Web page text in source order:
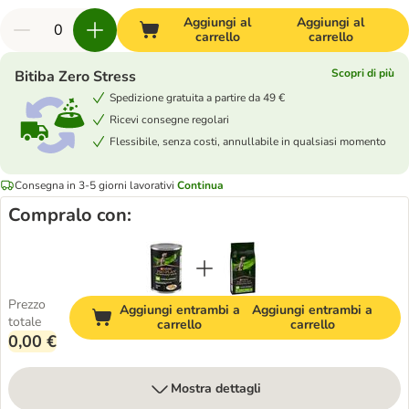
Aggiungi al
carrello
Aggiungi al
carrello
Bitiba Zero Stress
Scopri di più
Spedizione gratuita a partire da 49 €
Ricevi consegne regolari
Flessibile, senza costi, annullabile in qualsiasi momento
Consegna in 3-5 giorni lavorativi Continua
Compralo con:
Prezzo
totale
0,00 €
Aggiungi entrambi a
carrello
Aggiungi entrambi a
carrello
Mostra dettagli